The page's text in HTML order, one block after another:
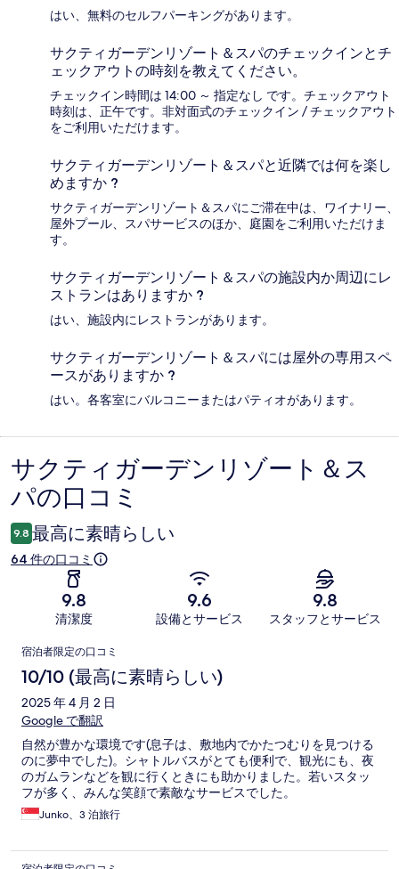
はい、無料のセルフパーキングがあります。
サクティガーデンリゾート＆スパのチェックインとチ
ェックアウトの時刻を教えてください。
チェックイン時間は 14:00 ～ 指定なし です。チェックアウト
時刻は、正午です。非対面式のチェックイン / チェックアウト
をご利用いただけます。
サクティガーデンリゾート＆スパと近隣では何を楽し
めますか ?
サクティガーデンリゾート＆スパにご滞在中は、ワイナリー、
屋外プール、スパサービスのほか、庭園をご利用いただけま
す。
サクティガーデンリゾート＆スパの施設内か周辺にレ
ストランはありますか ?
はい、施設内にレストランがあります。
サクティガーデンリゾート＆スパには屋外の専用スペ
ースがありますか ?
はい。各客室にバルコニーまたはパティオがあります。
口
コ
ミ
サクティガーデンリゾート＆ス
パの口コミ
9.8 最高に素晴らしい
64 件の口コミ
9.8
清潔度
9.6
設備とサービス
9.8
スタッフとサービス
口
コ
ミ
宿泊者限定の口コミ
10/10 (最高に素晴らしい)
2025 年 4 月 2 日
Google で翻訳
自然が豊かな環境です(息子は、敷地内でかたつむりを見つける
のに夢中でした)。シャトルバスがとても便利で、観光にも、夜
のガムランなどを観に行くときにも助かりました。若いスタッ
フが多く、みんな笑顔で素敵なサービスでした。
Junko、3 泊旅行